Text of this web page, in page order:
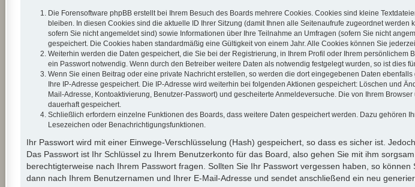
Die Forensoftware phpBB erstellt bei Ihrem Besuch des Boards mehrere Cookies. Cookies sind kleine
bleiben. In diesen Cookies sind die aktuelle ID Ihrer Sitzung (damit Ihnen alle Seitenaufrufe zugeordnet
sofern Sie nicht angemeldet sind) sowie Informationen über Ihre Teilnahme an Umfragen (sofern Sie nicht
gespeichert. Die Cookies haben standardmäßig eine Gültigkeit von einem Jahr. Alle Cookies können Sie
Weiterhin werden die Daten gespeichert, die Sie bei der Registrierung, in Ihrem Profil oder Ihrem
ein Passwort notwendig. Wenn durch den Betreiber weitere Daten als notwendig festgelegt wurden, so ist dies
Wenn Sie einen Beitrag oder eine private Nachricht erstellen, so werden die dort eingegebenen Daten
Ihre IP-Adresse gespeichert. Die IP-Adresse wird weiterhin bei folgenden Aktionen gespeichert: Löschen und
Mail-Adresse, Kontoaktivierung, Benutzer-Passwort) und gescheiterte Anmeldeversuche. Die von Ihrem
dauerhaft gespeichert.
Schließlich erfordern einzelne Funktionen des Boards, dass weitere Daten gespeichert werden. Dazu gehören
Lesezeichen oder Benachrichtigungsfunktionen.
Ihr Passwort wird mit einer Einwege-Verschlüsselung (Hash) gespeichert, so dass es sicher ist.
Das Passwort ist Ihr Schlüssel zu Ihrem Benutzerkonto für das Board, also gehen Sie mit ihm
berechtigterweise nach Ihrem Passwort fragen. Sollten Sie Ihr Passwort vergessen haben, so
dann nach Ihrem Benutzernamen und Ihrer E-Mail-Adresse und sendet anschließend ein neu